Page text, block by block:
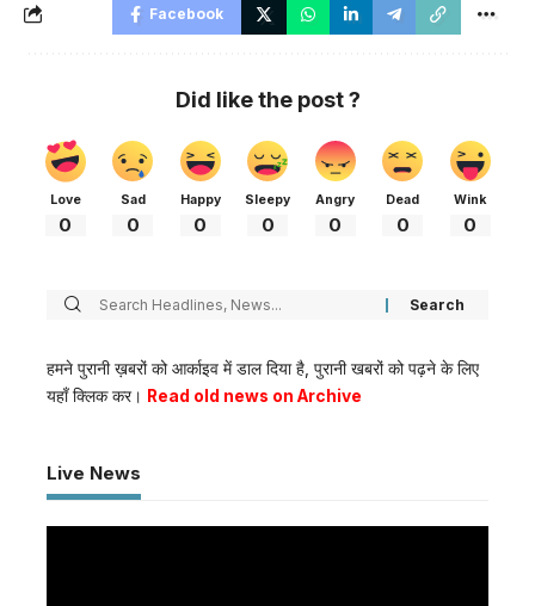
Facebook
Did like the post ?
Love
0
Sad
0
Happy
0
Sleepy
0
Angry
0
Dead
0
Wink
0
हमने पुरानी ख़बरों को आर्काइव में डाल दिया है, पुरानी खबरों को पढ़ने के लिए
यहाँ क्लिक कर। Read old news on Archive
Live News